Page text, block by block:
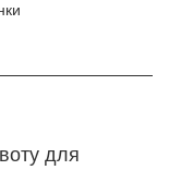
для